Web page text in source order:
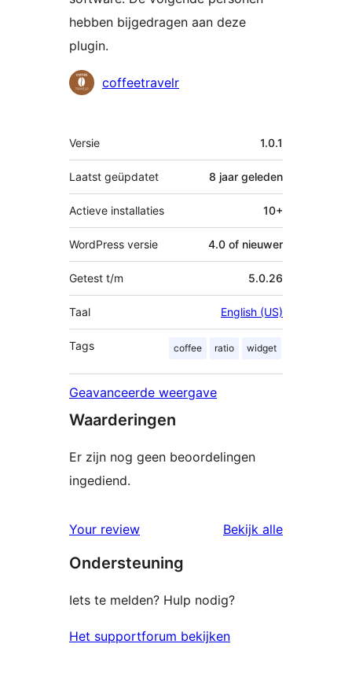
hebben bijgedragen aan deze
plugin.
Bijdragerscoffeetravelr
Meta
Versie 1.0.1
Laatst geüpdatet 8 jaar geleden
Actieve installaties 10+
WordPress versie 4.0 of nieuwer
Getest t/m 5.0.26
Taal English (US)
Tags coffee ratio widget
Geavanceerde weergave
Waarderingen
Er zijn nog geen beoordelingen
ingediend.
Your review Bekijk alle
Ondersteuning
Iets te melden? Hulp nodig?
Het supportforum bekijken